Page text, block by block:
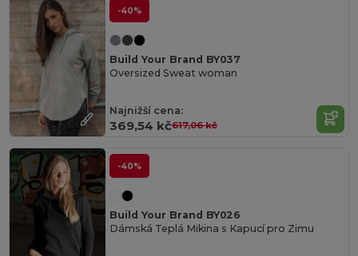
-40%
Build Your Brand BY037
Oversized Sweat woman
Najnižší cena:
369,54 kč617,06 kč
-40%
Build Your Brand BY026
Dámská Teplá Mikina s Kapucí pro Zimu